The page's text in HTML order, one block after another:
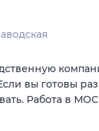
вы готовы
Работа в